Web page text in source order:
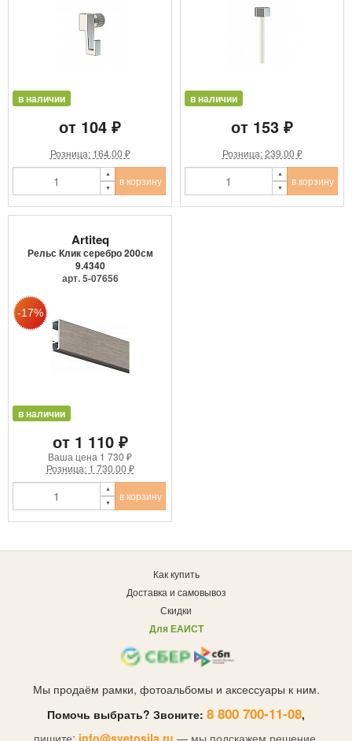
в наличии
от 104 ₽
Розница: 164.00 ₽
в корзину
в наличии
от 153 ₽
Розница: 239.00 ₽
в корзину
Artiteq
Рельс Клик серебро 200см
9.4340
арт. 5-07656
в наличии
от 1 110 ₽
Ваша цена 1 730 ₽
Розница: 1 730.00 ₽
в корзину
Как купить
Доставка и самовывоз
Скидки
Для ЕАИСТ
Мы продаём рамки, фотоальбомы и аксессуары к ним.
Помочь выбрать? Звоните: 8 800 700-11-08,
пишите: info@svetosila.ru — мы подскажем решение.